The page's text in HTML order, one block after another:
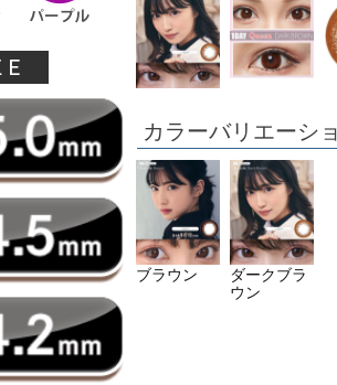
カラーバリエーシ
ブラウン
ダークブラ
ウン